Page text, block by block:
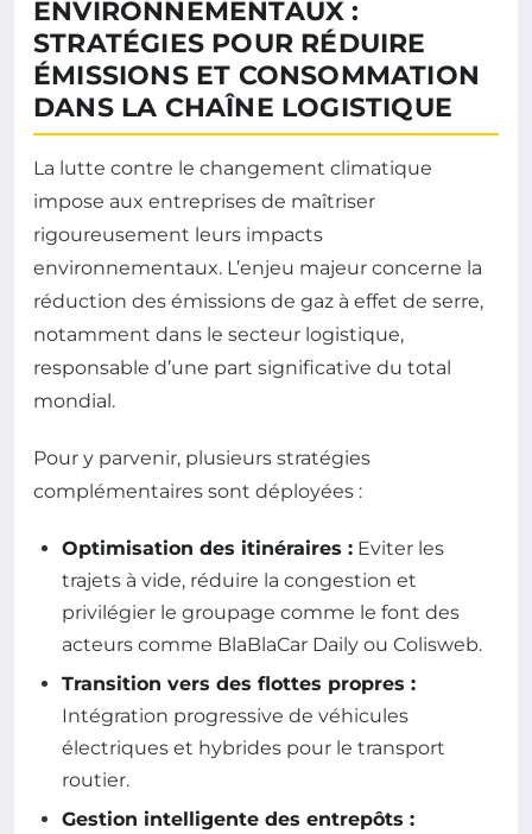
ENVIRONNEMENTAUX :
STRATÉGIES POUR RÉDUIRE
ÉMISSIONS ET CONSOMMATION
DANS LA CHAÎNE LOGISTIQUE
La lutte contre le changement climatique
impose aux entreprises de maîtriser
rigoureusement leurs impacts
environnementaux. L’enjeu majeur concerne la
réduction des émissions de gaz à effet de serre,
notamment dans le secteur logistique,
responsable d’une part significative du total
mondial.
Pour y parvenir, plusieurs stratégies
complémentaires sont déployées :
Optimisation des itinéraires : Eviter les
trajets à vide, réduire la congestion et
privilégier le groupage comme le font des
acteurs comme BlaBlaCar Daily ou Colisweb.
Transition vers des flottes propres :
Intégration progressive de véhicules
électriques et hybrides pour le transport
routier.
Gestion intelligente des entrepôts :